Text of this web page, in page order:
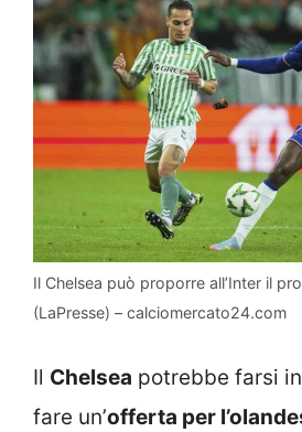
Il Chelsea può proporre all’Inter il
(LaPresse) – calciomercato24.com
Il Chelsea potrebbe farsi
fare un’offerta per